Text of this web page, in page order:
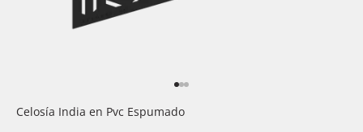
Celosía India en Pvc Espumado